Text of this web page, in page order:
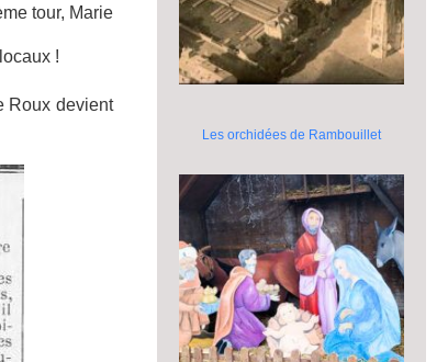
tour, Marie
!
Roux devient
Les orchidées de Rambouillet